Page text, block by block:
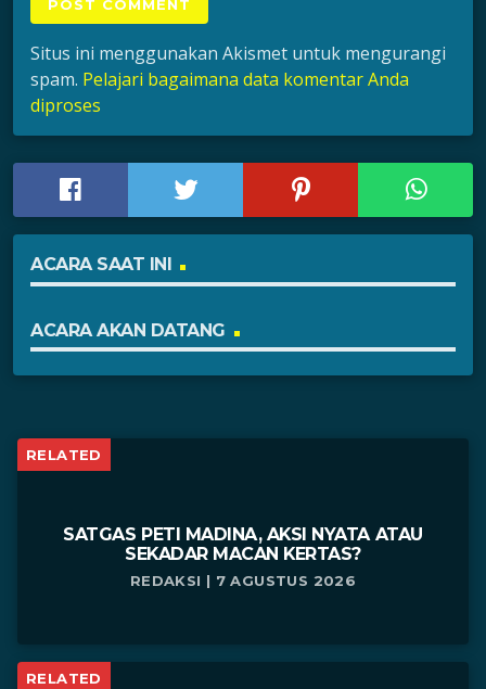
Situs ini menggunakan Akismet untuk mengurangi
spam. Pelajari bagaimana data komentar Anda
diproses
ACARA SAAT INI
ACARA AKAN DATANG
RELATED
SATGAS PETI MADINA, AKSI NYATA ATAU
SEKADAR MACAN KERTAS?
REDAKSI | 7 AGUSTUS 2026
RELATED